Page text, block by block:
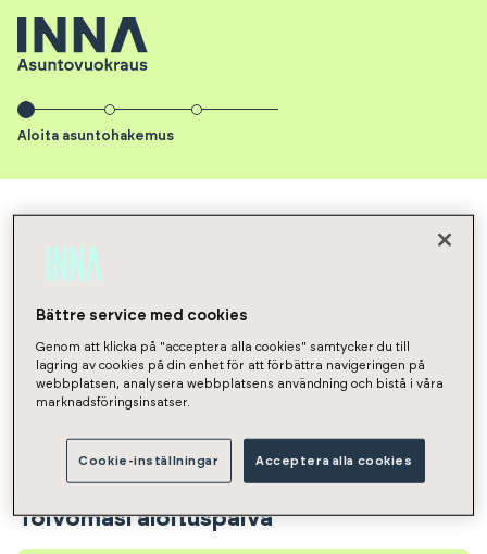
Aloita asuntohakemus
INNA Asuntovuokraus
Aloita
asuntohakemus
Vuokrasopimuksen aloituspäivä
Toivomasi aloituspäivä
Bättre service med cookies
Genom att klicka på "acceptera alla cookies" samtycker du till
lagring av cookies på din enhet för att förbättra navigeringen på
webbplatsen, analysera webbplatsens användning och bistå i våra
marknadsföringsinsatser.
Cookie-inställningar Acceptera alla cookies